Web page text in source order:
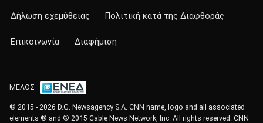
Δήλωση εχεμύθειας Πολιτική κατά της Διαφθοράς
Επικοινωνία Διαφήμιση
ΜΕΛΟΣ
© 2015 - 2026 D.G. Newsagency S.A. CNN name, logo and all associated
elements ® and © 2015 Cable News Network, Inc. All rights reserved. CNN